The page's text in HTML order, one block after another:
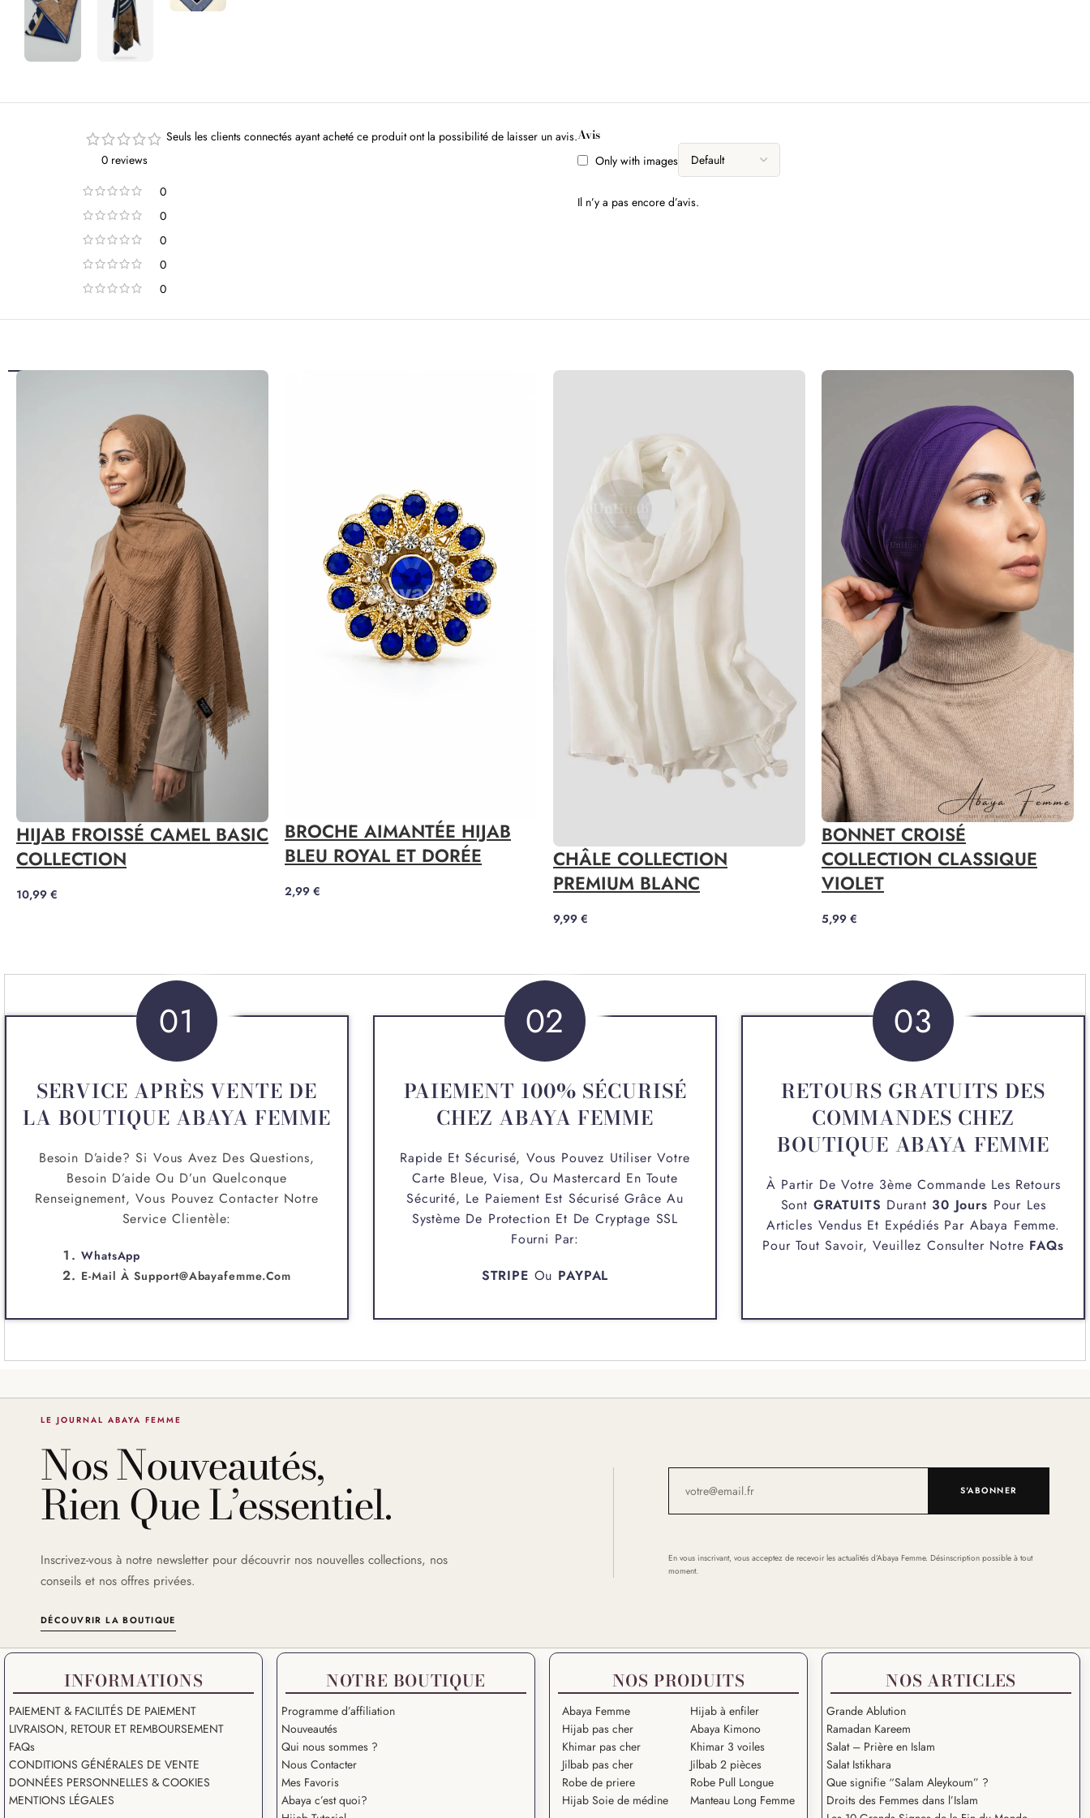
0 reviews
0
0
0
0
0
Avis
Only with images
Il n’y a pas encore d’avis.
Seuls les clients connectés ayant acheté ce produit ont la possibilité de laisser un avis.
HIJAB FROISSÉ CAMEL BASIC
COLLECTION
10,99 €
BROCHE AIMANTÉE HIJAB
BLEU ROYAL ET DORÉE
2,99 €
CHÂLE COLLECTION
PREMIUM BLANC
9,99 €
BONNET CROISÉ
COLLECTION CLASSIQUE
VIOLET
5,99 €
01
SERVICE APRÈS VENTE DE
LA BOUTIQUE ABAYA FEMME
Besoin D’aide? Si Vous Avez Des Questions,
Besoin D’aide Ou D’un Quelconque
Renseignement, Vous Pouvez Contacter Notre
Service Clientèle:
WhatsApp
E-Mail ÀSupport@abayafemme.com
02
PAIEMENT 100% SÉCURISÉ
CHEZ ABAYA FEMME
Rapide Et Sécurisé, Vous Pouvez Utiliser Votre
Carte Bleue, Visa, Ou Mastercard En Toute
Sécurité, Le Paiement Est Sécurisé Grâce Au
Système De Protection Et De Cryptage SSL
Fourni Par:
STRIPE Ou PAYPAL
03
RETOURS GRATUITS DES
COMMANDES CHEZ
BOUTIQUE ABAYA FEMME
À Partir De Votre 3ème Commande Les Retours
Sont GRATUITS Durant 30 Jours Pour Les
Articles Vendus Et Expédiés Par Abaya Femme.
Pour Tout Savoir, Veuillez Consulter Notre FAQs
LE JOURNAL ABAYA FEMME
Nos Nouveautés,
Rien Que L’essentiel.
Inscrivez-vous à notre newsletter pour découvrir nos nouvelles collections, nos
conseils et nos offres privées.
DÉCOUVRIR LA BOUTIQUE
S'ABONNER
En vous inscrivant, vous acceptez de recevoir les actualités d’Abaya Femme. Désinscription possible à tout
moment.
INFORMATIONS
PAIEMENT & FACILITÉS DE PAIEMENT
LIVRAISON, RETOUR ET REMBOURSEMENT
FAQs
CONDITIONS GÉNÉRALES DE VENTE
DONNÉES PERSONNELLES & COOKIES
MENTIONS LÉGALES
NOTRE BOUTIQUE
Programme d’affiliation
Nouveautés
Qui nous sommes ?
Nous Contacter
Mes Favoris
Abaya c’est quoi?
NOS PRODUITS
Abaya Femme
Hijab pas cher
Khimar pas cher
Jilbab pas cher
Robe de priere
Hijab Soie de médine
Hijab à enfiler
Abaya Kimono
Khimar 3 voiles
Jilbab 2 pièces
Robe Pull Longue
Manteau Long Femme
NOS ARTICLES
Grande Ablution
Ramadan Kareem
Salat – Prière en Islam
Salat Istikhara
Que signifie “Salam Aleykoum” ?
Droits des Femmes dans l’Islam